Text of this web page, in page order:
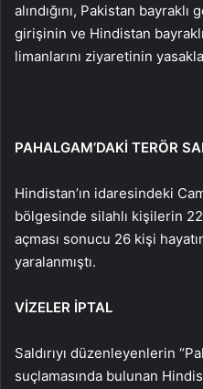
alındığını, Pakistan
girişinin ve Hindistan
limanlarını ziyaretinin
PAHALGAM’DAKİ TERÖR
Hindistan’ın idaresindeki
bölgesinde silahlı kişilerin
açması sonucu 26 kişi
yaralanmıştı.
VİZELER İPTAL
Saldırıyı düzenleyenlerin
suçlamasında bulunan